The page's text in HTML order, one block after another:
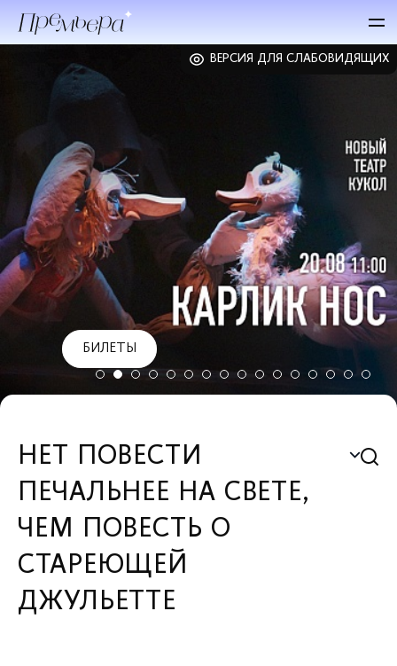
ВЕРСИЯ ДЛЯ СЛАБОВИДЯЩИХ
БИЛЕТЫ
НЕТ ПОВЕСТИ
ПЕЧАЛЬНЕЕ НА СВЕТЕ,
ЧЕМ ПОВЕСТЬ О
СТАРЕЮЩЕЙ
ДЖУЛЬЕТТЕ